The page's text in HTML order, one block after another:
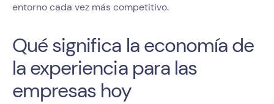
entorno cada vez más competitivo.
Qué significa la economía de
la experiencia para las
empresas hoy